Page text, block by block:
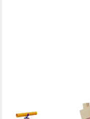
Kinderbett CrAzY
Lenker & Rutsche (opt)
für maximalen